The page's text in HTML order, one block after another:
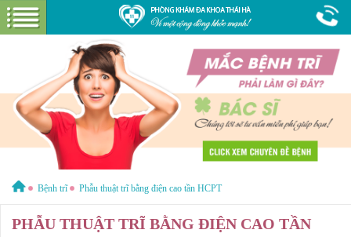
1800 6621Miễn phí tư vấn & cước gọi
GIỚI THIỆU
GIỚI THIỆU VỀ PHÒNG KHÁM
CƠ SỞ VẬT CHẤT
GÓI DỊCH VỤ
HƯỚNG DẪN VÀ CHI PHÍ
BỆNH HẬU MÔN
Bệnh trĩ Phẫu thuật trĩ bằng điện cao tần HCPT
PHẪU THUẬT TRĨ BẰNG ĐIỆN CAO TẦN